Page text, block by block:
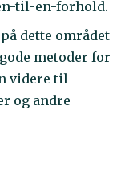
til-en-forhold.
dette området
metoder for
videre til
og andre